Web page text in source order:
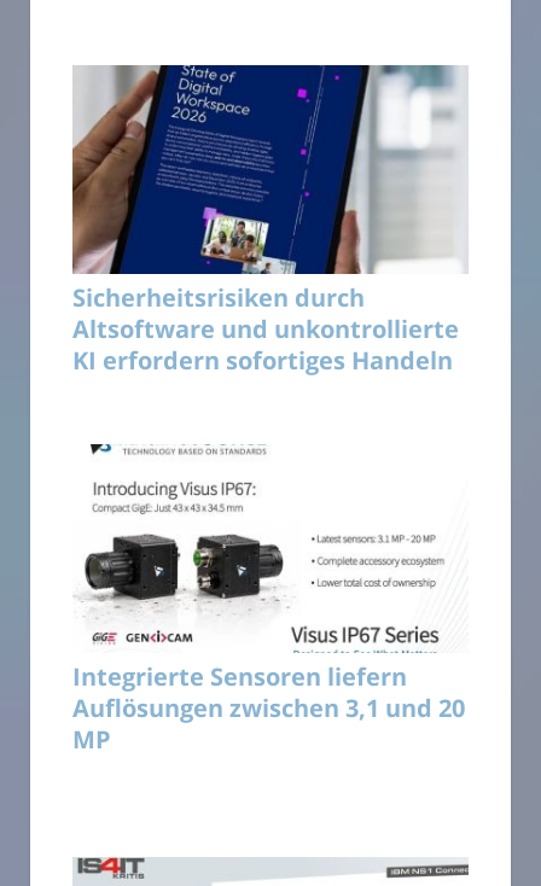
Sicherheitsrisiken durch
Altsoftware und unkontrollierte
KI erfordern sofortiges Handeln
Integrierte Sensoren liefern
Auflösungen zwischen 3,1 und 20
MP